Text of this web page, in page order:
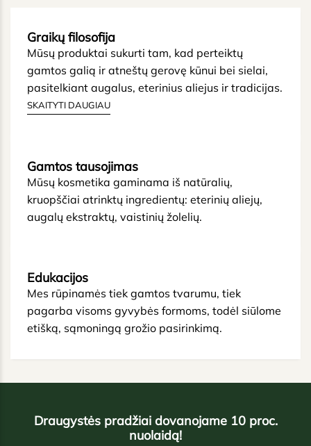
Graikų filosofija
Mūsų produktai sukurti tam, kad perteiktų
gamtos galią ir atneštų gerovę kūnui bei sielai,
pasitelkiant augalus, eterinius aliejus ir tradicijas.
SKAITYTI DAUGIAU
Gamtos tausojimas
Mūsų kosmetika gaminama iš natūralių,
kruopščiai atrinktų ingredientų: eterinių aliejų,
augalų ekstraktų, vaistinių žolelių.
Edukacijos
Mes rūpinamės tiek gamtos tvarumu, tiek
pagarba visoms gyvybės formoms, todėl siūlome
etišką, sąmoningą grožio pasirinkimą.
Draugystės pradžiai dovanojame 10 proc.
nuolaidą!